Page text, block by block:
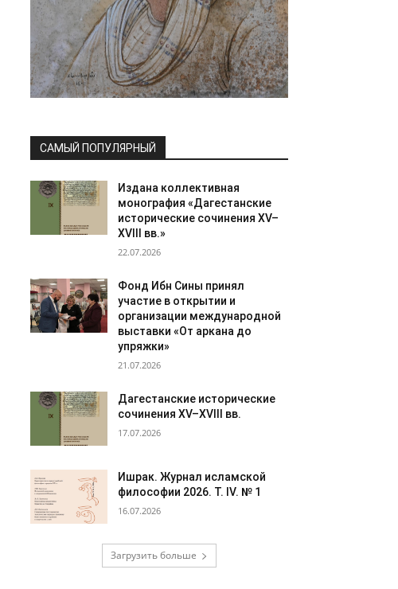
САМЫЙ ПОПУЛЯРНЫЙ
Издана коллективная
монография «Дагестанские
исторические сочинения XV–
XVIII вв.»
22.07.2026
Фонд Ибн Сины принял
участие в открытии и
организации международной
выставки «От аркана до
упряжки»
21.07.2026
Дагестанские исторические
сочинения XV–XVIII вв.
17.07.2026
Ишрак. Журнал исламской
философии 2026. Т. IV. № 1
16.07.2026
Загрузить больше